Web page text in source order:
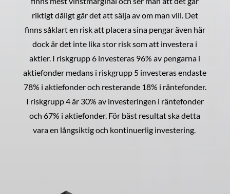
riktigt dåligt går det att sälja av om man vill. Det
finns såklart en risk att placera sina pengar även här
dock är det inte lika stor risk som att investera i
aktier. I riskgrupp 6 investeras 96% av pengarna i
aktiefonder medans i riskgrupp 5 investeras endaste
78% i aktiefonder och resterande 18% i räntefonder.
I riskgrupp 4 är 30% av investeringen i räntefonder
och 67% i aktiefonder. För bäst resultat ska detta
vara en långsiktig och kontinuerlig investering.